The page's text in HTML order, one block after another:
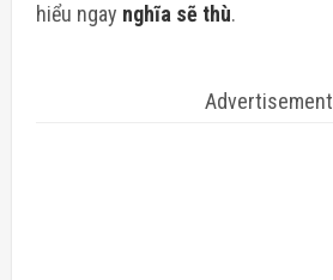
hiểu ngay nghĩa sẽ thù.
Advertisement